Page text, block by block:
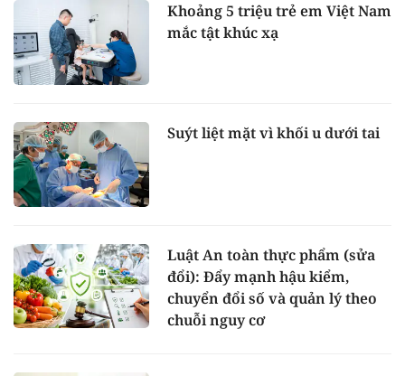
Khoảng 5 triệu trẻ em Việt Nam
mắc tật khúc xạ
Suýt liệt mặt vì khối u dưới tai
Luật An toàn thực phẩm (sửa
đổi): Đẩy mạnh hậu kiểm,
chuyển đổi số và quản lý theo
chuỗi nguy cơ